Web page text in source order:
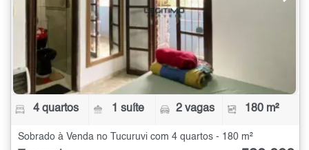
4 quartos 1 suíte 2 vagas 180 m²
Sobrado à Venda no Tucuruvi com 4 quartos - 180 m²